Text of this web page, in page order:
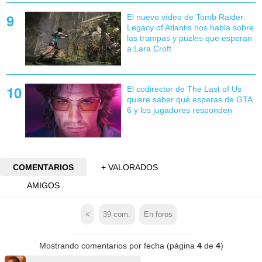
El nuevo vídeo de Tomb Raider:
Legacy of Atlantis nos habla sobre
las trampas y puzles que esperan
a Lara Croft
El codirector de The Last of Us
quiere saber qué esperas de GTA
6 y los jugadores responden
COMENTARIOS
+ VALORADOS
AMIGOS
< 39 com. En foros
Mostrando comentarios por fecha (página 4de 4)